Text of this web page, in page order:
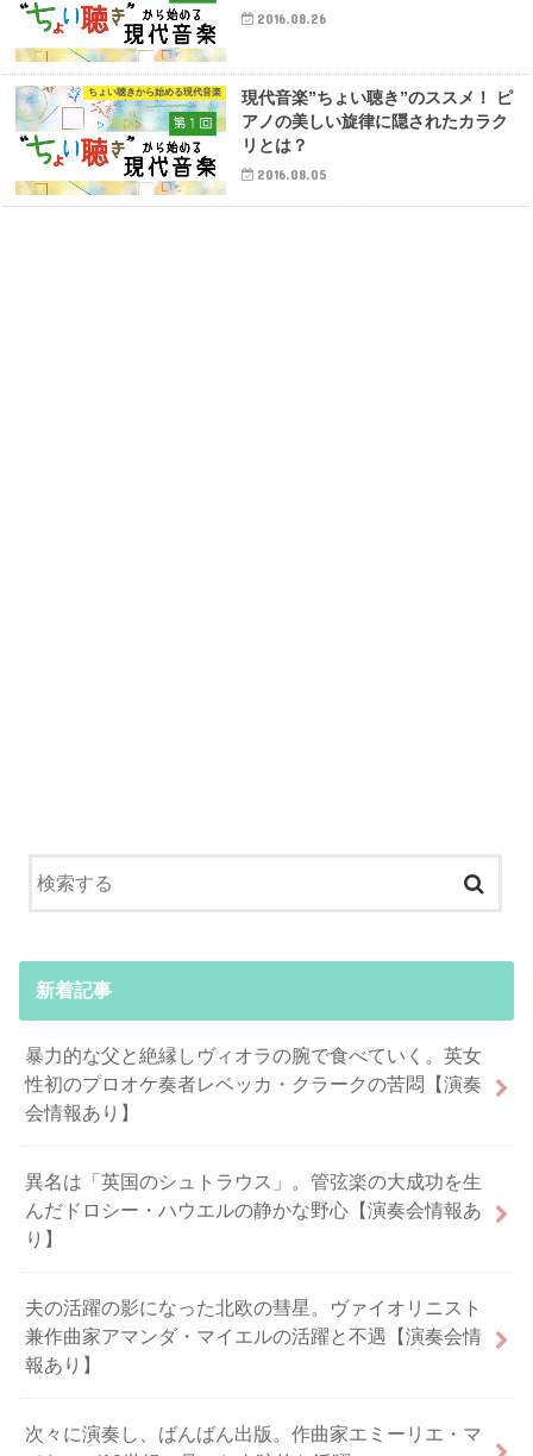
2016.08.26
ちょい聴きから始める現代音楽
現代音楽”ちょい聴き”のススメ！ ピ
アノの美しい旋律に隠されたカラク
リとは？
2016.08.05
新着記事
暴力的な父と絶縁しヴィオラの腕で食べていく。英女
性初のプロオケ奏者レベッカ・クラークの苦悶【演奏
会情報あり】
異名は「英国のシュトラウス」。管弦楽の大成功を生
んだドロシー・ハウエルの静かな野心【演奏会情報あ
り】
夫の活躍の影になった北欧の彗星。ヴァイオリニスト
兼作曲家アマンダ・マイエルの活躍と不遇【演奏会情
報あり】
次々に演奏し、ばんばん出版。作曲家エミーリエ・マ